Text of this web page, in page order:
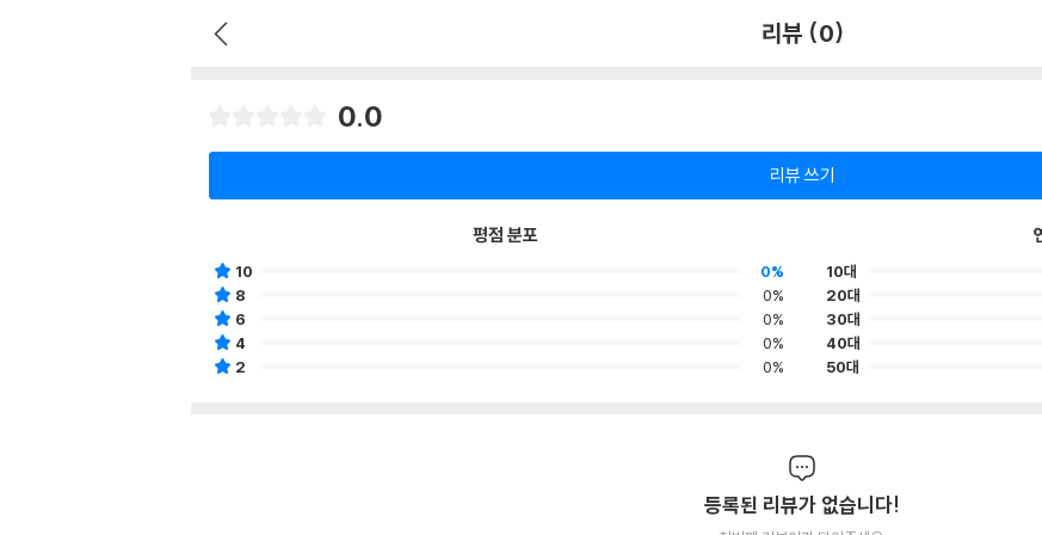
리뷰 (0)
0.0
리뷰 쓰기
평점 분포
10
0%
8
0%
6
0%
4
0%
2
0%
10대
20대
30대
40대
50대
등록된 리뷰가 없습니다!